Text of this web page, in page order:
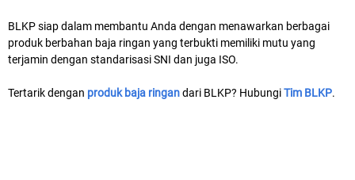
BLKP siap dalam membantu Anda dengan menawarkan berbagai
produk berbahan baja ringan yang terbukti memiliki mutu yang
terjamin dengan standarisasi SNI dan juga ISO.
Tertarik dengan produk baja ringandari BLKP? HubungiTim BLKP.